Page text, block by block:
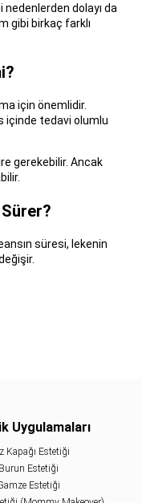
dolayı da
gibi birkaç farklı
için önemlidir.
içinde tedavi olumlu
gerekebilir. Ancak
süresi, lekenin
Uygulamaları
Kapağı Estetiği
Burun Estetiği
Estetiği